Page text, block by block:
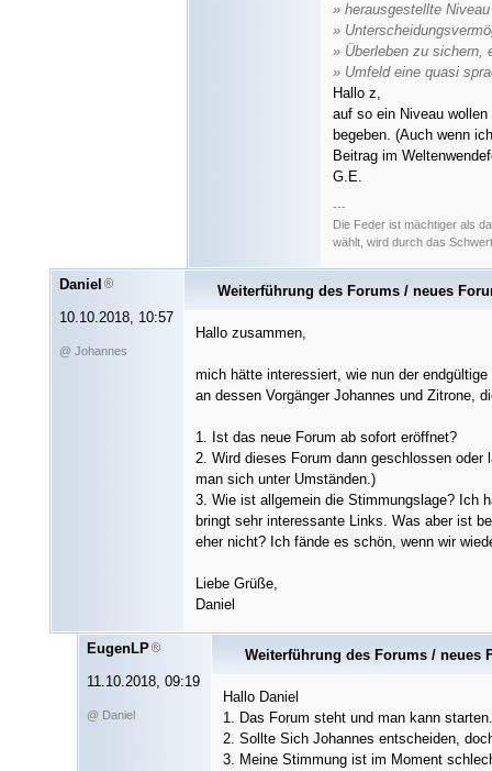
» herausgestellte
»
» Überleben zu sichern,
» Umfeld eine quasi
Hallo z,
auf so ein Niveau
begeben. (Auch wenn
Beitrag im
G.E.
---
Die Feder ist mächtiger als
wählt, wird durch das
Daniel
10.10.2018, 10:57
@ Johannes
Weiterführung des Forums / neues
Hallo zusammen,
mich hätte interessiert, wie nun der
an dessen Vorgänger Johannes und Zitrone,
1. Ist das neue Forum ab sofort eröffnet?
2. Wird dieses Forum dann geschlossen
man sich unter Umständen.)
3. Wie ist allgemein die Stimmungslage? Ich
bringt sehr interessante Links. Was aber ist
eher nicht? Ich fände es schön, wenn wir
Liebe Grüße,
Daniel
EugenLP
11.10.2018, 09:19
@ Daniel
Weiterführung des Forums / neues
Hallo Daniel
1. Das Forum steht und man kann starten.
2. Sollte Sich Johannes entscheiden,
3. Meine Stimmung ist im Moment